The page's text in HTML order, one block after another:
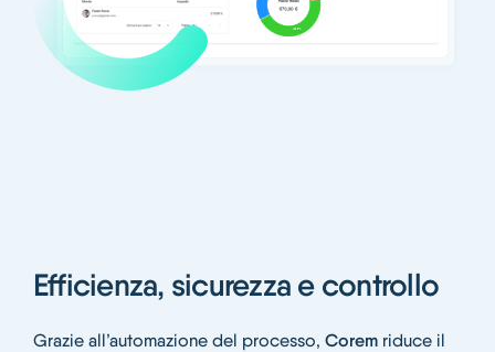
Efficienza, sicurezza e controllo
Grazie all’automazione del processo, Corem riduce il